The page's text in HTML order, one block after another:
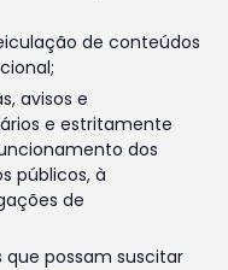
de conteúdos
avisos e
e estritamente
dos
públicos, à
de
que possam suscitar